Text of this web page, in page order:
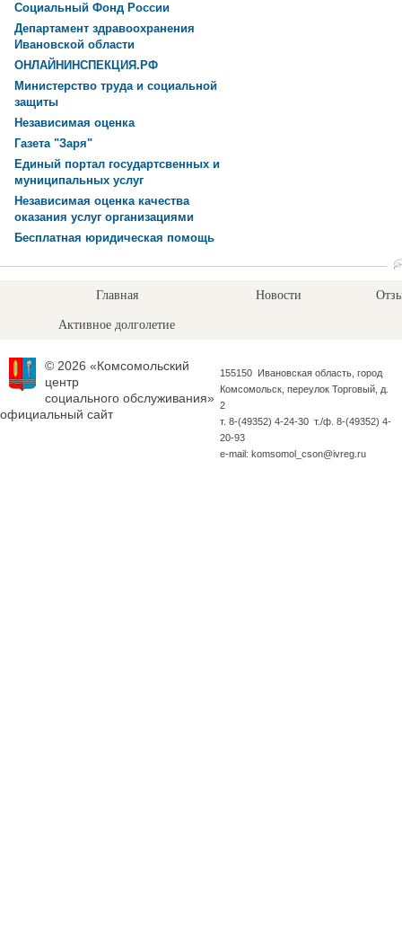
Социальный Фонд России
Департамент здравоохранения
Ивановской области
ОНЛАЙНИНСПЕКЦИЯ.РФ
Министерство труда и социальной
защиты
Независимая оценка
Газета "Заря"
Единый портал государтсвенных и
муниципальных услуг
Независимая оценка качества
оказания услуг организациями
Бесплатная юридическая помощь
Главная Новости
Активное долголетие
© 2026 «Комсомольский
центр
социального обслуживания»
официальный сайт
155150 Ивановская область, город
Комсомольск, переулок Торговый, д.
2
т. 8-(49352) 4-24-30 т./ф. 8-(49352) 4-
20-93
e-mail: komsomol_cson@ivreg.ru